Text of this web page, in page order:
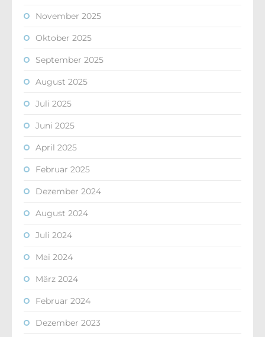
November 2025
Oktober 2025
September 2025
August 2025
Juli 2025
Juni 2025
April 2025
Februar 2025
Dezember 2024
August 2024
Juli 2024
Mai 2024
März 2024
Februar 2024
Dezember 2023